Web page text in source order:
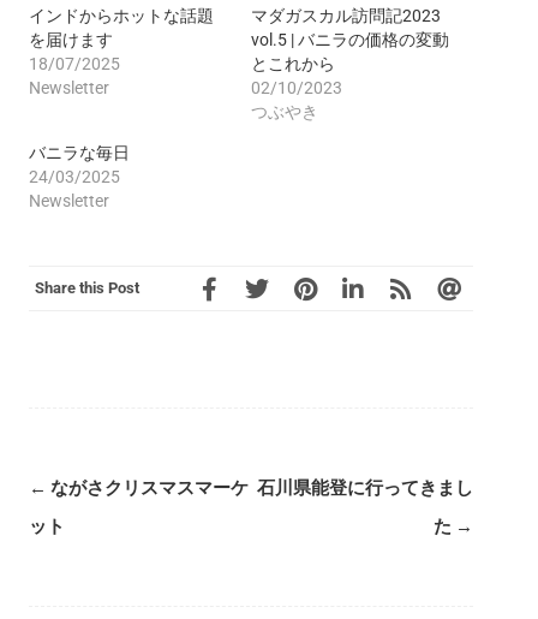
インドからホットな話題
を届けます
18/07/2025
Newsletter
マダガスカル訪問記2023
vol.5 | バニラの価格の変動
とこれから
02/10/2023
つぶやき
バニラな毎日
24/03/2025
Newsletter
Share this Post
← ながさクリスマスマーケ
ット
石川県能登に行ってきまし
た →